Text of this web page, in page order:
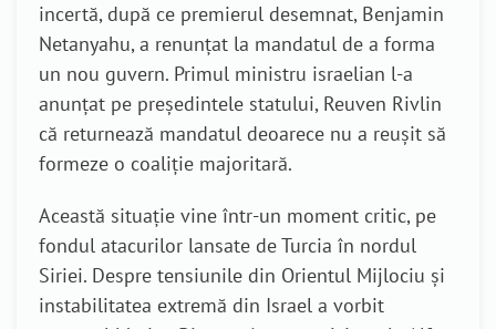
incertă, după ce premierul desemnat, Benjamin
Netanyahu, a renunțat la mandatul de a forma
un nou guvern. Primul ministru israelian l-a
anunțat pe președintele statului, Reuven Rivlin
că returnează mandatul deoarece nu a reușit să
formeze o coaliție majoritară.
Această situație vine într-un moment critic, pe
fondul atacurilor lansate de Turcia în nordul
Siriei. Despre tensiunile din Orientul Mijlociu și
instabilitatea extremă din Israel a vorbit